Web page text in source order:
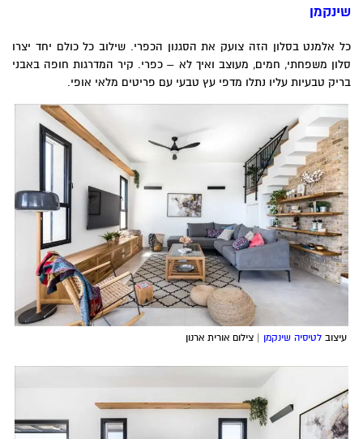
אלמנט בסלון הזה צועק את הסגנון הכפרי. שילוב כל כולם יחד יצרו
משפחתי, חמים, מעוצב ואיך לא – כפרי. קיר המדרגות חופה באבני
טבעיות עליו נתלו מדפי עץ טבעי עם פריטים מלאי אופי.
עיצובלטיסיה שינקמן| צילום אורית ארנון